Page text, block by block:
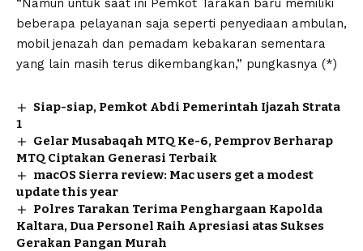
“Namun untuk saat ini Pemkot Tarakan baru memiliki
beberapa pelayanan saja seperti penyediaan ambulan,
mobil jenazah dan pemadam kebakaran sementara
yang lain masih terus dikembangkan,” pungkasnya (*)
Siap-siap, Pemkot Abdi Pemerintah Ijazah Strata
1
Gelar Musabaqah MTQ Ke-6, Pemprov Berharap
MTQ Ciptakan Generasi Terbaik
macOS Sierra review: Mac users get a modest
update this year
Polres Tarakan Terima Penghargaan Kapolda
Kaltara, Dua Personel Raih Apresiasi atas Sukses
Gerakan Pangan Murah